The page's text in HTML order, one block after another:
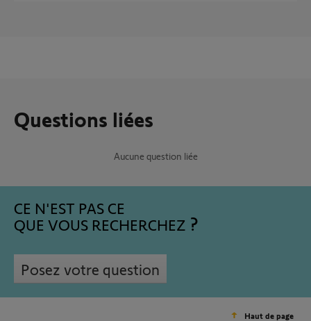
Questions liées
Aucune question liée
CE N'EST PAS CE
QUE VOUS RECHERCHEZ
Posez votre question
Haut de page